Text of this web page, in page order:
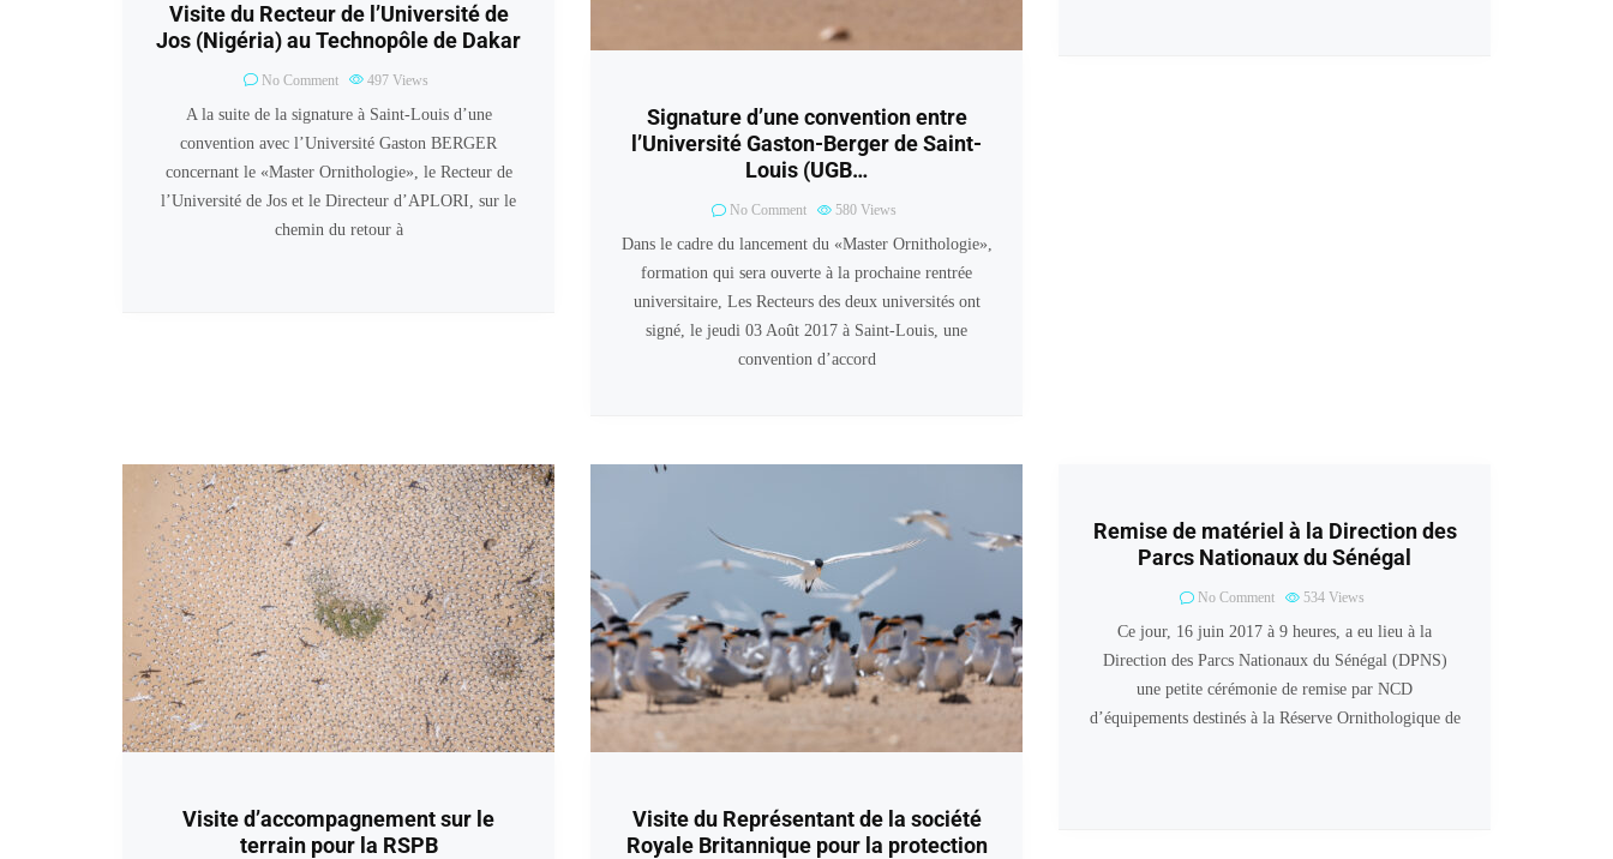
Visite du Recteur de l’Université de
Jos (Nigéria) au Technopôle de Dakar
No Comment 497 Views
A la suite de la signature à Saint-Louis d’une
convention avec l’Université Gaston BERGER
concernant le «Master Ornithologie», le Recteur de
l’Université de Jos et le Directeur d’APLORI, sur le
chemin du retour à
Signature d’une convention entre
l’Université Gaston-Berger de Saint-
Louis (UGB…
No Comment 580 Views
Dans le cadre du lancement du «Master Ornithologie»,
formation qui sera ouverte à la prochaine rentrée
universitaire, Les Recteurs des deux universités ont
signé, le jeudi 03 Août 2017 à Saint-Louis, une
convention d’accord
Visite d’accompagnement sur le
terrain pour la RSPB
Visite du Représentant de la société
Royale Britannique pour la protection
Remise de matériel à la Direction des
Parcs Nationaux du Sénégal
No Comment 534 Views
Ce jour, 16 juin 2017 à 9 heures, a eu lieu à la
Direction des Parcs Nationaux du Sénégal (DPNS)
une petite cérémonie de remise par NCD
d’équipements destinés à la Réserve Ornithologique de